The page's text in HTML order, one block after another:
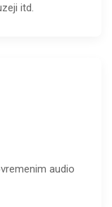
itd.
audio